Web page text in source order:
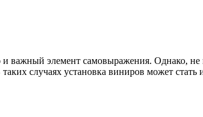
важный элемент самовыражения. Однако,
случаях установка виниров может